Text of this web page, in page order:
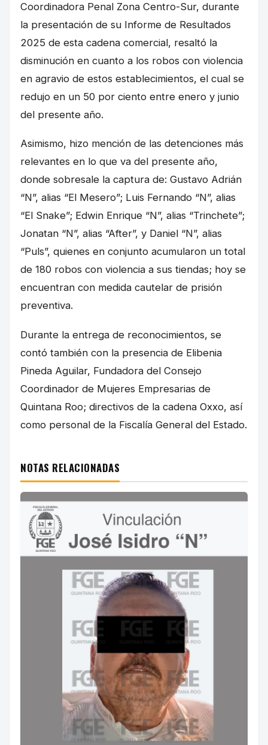
Coordinadora Penal Zona Centro-Sur, durante
la presentación de su Informe de Resultados
2025 de esta cadena comercial, resaltó la
disminución en cuanto a los robos con violencia
en agravio de estos establecimientos, el cual se
redujo en un 50 por ciento entre enero y junio
del presente año.
Asimismo, hizo mención de las detenciones más
relevantes en lo que va del presente año,
donde sobresale la captura de: Gustavo Adrián
“N”, alias “El Mesero”; Luis Fernando “N”, alias
“El Snake”; Edwin Enrique “N”, alias “Trinchete”;
Jonatan “N”, alias “After”, y Daniel “N”, alias
“Puls”, quienes en conjunto acumularon un total
de 180 robos con violencia a sus tiendas; hoy se
encuentran con medida cautelar de prisión
preventiva.
Durante la entrega de reconocimientos, se
contó también con la presencia de Elibenia
Pineda Aguilar, Fundadora del Consejo
Coordinador de Mujeres Empresarias de
Quintana Roo; directivos de la cadena Oxxo, así
como personal de la Fiscalía General del Estado.
NOTAS RELACIONADAS